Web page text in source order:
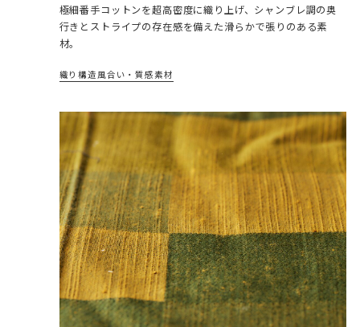
極細番手コットンを超高密度に織り上げ、シャンブレ調の奥
行きとストライプの存在感を備えた滑らかで張りのある素
材。
織り構造 風合い・質感素材